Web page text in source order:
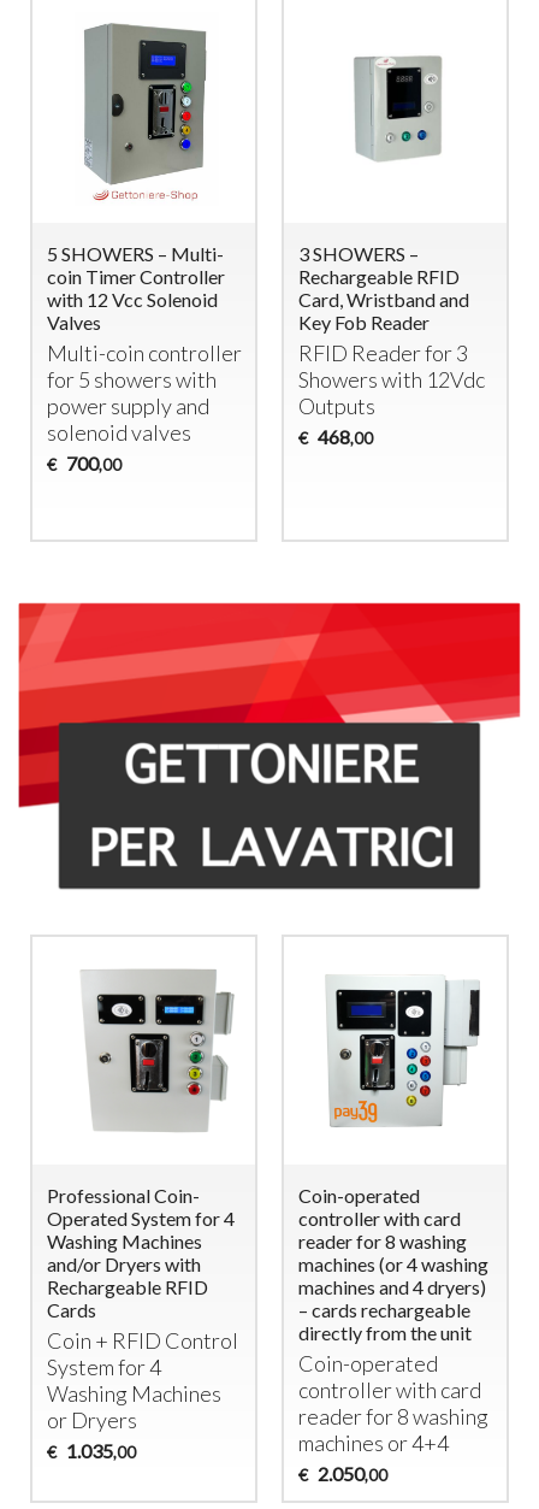
5 SHOWERS – Multi-
coin Timer Controller
with 12 Vcc Solenoid
Valves
Multi-coin controller
for 5 showers with
power supply and
solenoid valves
€ 700,00
3 SHOWERS –
Rechargeable RFID
Card, Wristband and
Key Fob Reader
RFID Reader for 3
Showers with 12Vdc
Outputs
€ 468,00
Professional Coin-
Operated System for 4
Washing Machines
and/or Dryers with
Rechargeable RFID
Cards
Coin + RFID Control
System for 4
Washing Machines
or Dryers
€ 1.035,00
Coin-operated
controller with card
reader for 8 washing
machines (or 4 washing
machines and 4 dryers)
– cards rechargeable
directly from the unit
Coin-operated
controller with card
reader for 8 washing
machines or 4+4
€ 2.050,00